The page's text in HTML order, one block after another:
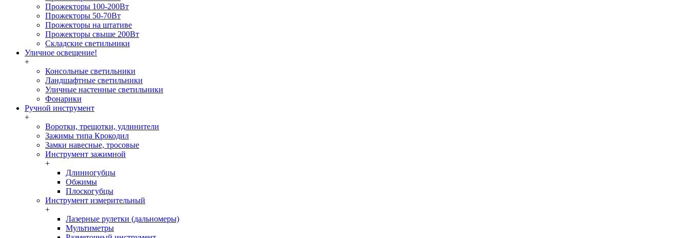
Прожекторы 100-200Вт
Прожекторы 50-70Вт
Прожекторы на штативе
Прожекторы свыше 200Вт
Складские светильники
Уличное освещение!
+
Консольные светильники
Ландшафтные светильники
Уличные настенные светильники
Фонарики
Ручной инструмент
+
Воротки, трещотки, удлинители
Зажимы типа Крокодил
Замки навесные, тросовые
Инструмент зажимной
+
Длинногубцы
Обжимы
Плоскогубцы
Инструмент измерительный
+
Лазерные рулетки (дальномеры)
Мультиметры